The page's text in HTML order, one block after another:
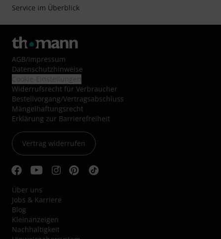
Service im Überblick
AGB/Impressum
Datenschutzhinweise
Widerrufsrecht für Verbraucher
Bestellvorgang/Vertragsabschluss
Mängelhaftungsrecht
Erklärung zur Barrierefreiheit
Vertrag widerrufen
Über uns
Jobs & Karriere
Blog
Kleinanzeigen
Nachhaltigkeit